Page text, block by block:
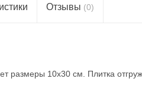
Отзывы (0)
размеры 10x30 см. Плитка